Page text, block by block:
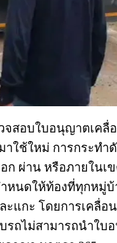
สอบใบอนุญาตเค
าใช้ใหม่ การกระ
อก ผ่าน หรือภายใ
นดให้ท้องที่ทุกหมู่บ้
ะแกะ โดยการเค
ถไม่สามารถนำใ